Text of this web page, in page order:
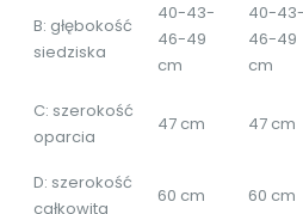
B: głębokość
siedziska
40-43-
46-49
cm
40-43-
46-49
cm
C: szerokość
oparcia
47 cm 47 cm
D: szerokość
całkowita
60 cm 60 cm